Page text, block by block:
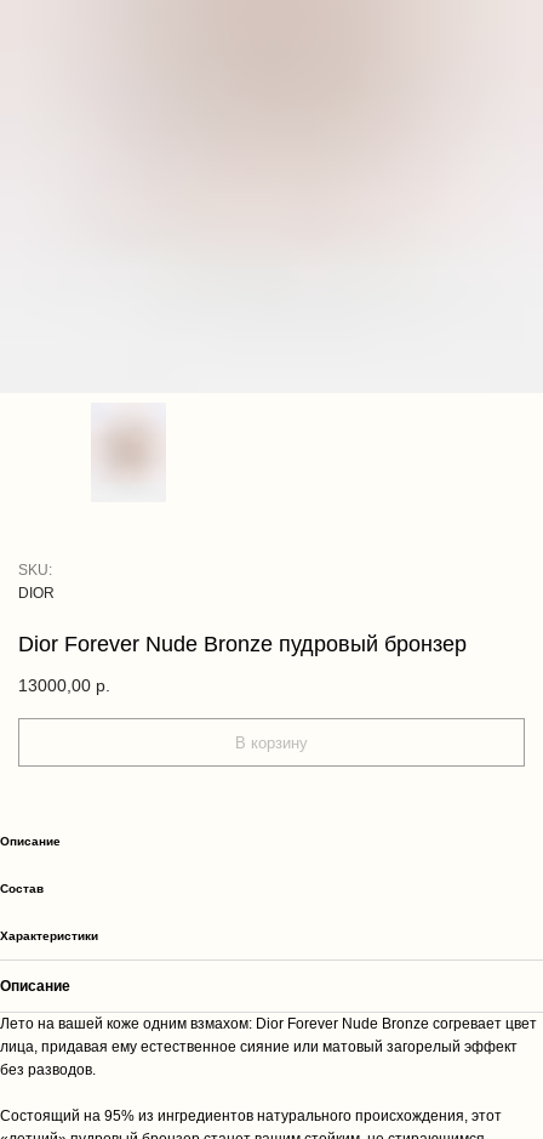
Dior Forever Nude Bronze пудровый бронзер
DIOR
SKU:
13000,00 р.
В корзину
Описание
Cостав
Характеристики
Описание
Лето на вашей коже одним взмахом: Dior Forever Nude Bronze согревает цвет
лица, придавая ему естественное сияние или матовый загорелый эффект
без разводов.
Состоящий на 95% из ингредиентов натурального происхождения, этот